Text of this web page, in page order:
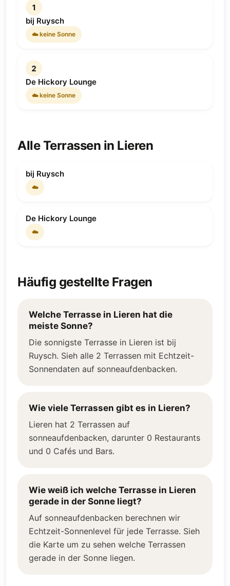
1
bij Ruysch
☁️ keine Sonne
2
De Hickory Lounge
☁️ keine Sonne
Alle Terrassen in Lieren
bij Ruysch
☁️
De Hickory Lounge
☁️
Häufig gestellte Fragen
Welche Terrasse in Lieren hat die
meiste Sonne?
Die sonnigste Terrasse in Lieren ist bij
Ruysch. Sieh alle 2 Terrassen mit Echtzeit-
Sonnendaten auf sonneaufdenbacken.
Wie viele Terrassen gibt es in Lieren?
Lieren hat 2 Terrassen auf
sonneaufdenbacken, darunter 0 Restaurants
und 0 Cafés und Bars.
Wie weiß ich welche Terrasse in Lieren
gerade in der Sonne liegt?
Auf sonneaufdenbacken berechnen wir
Echtzeit-Sonnenlevel für jede Terrasse. Sieh
die Karte um zu sehen welche Terrassen
gerade in der Sonne liegen.